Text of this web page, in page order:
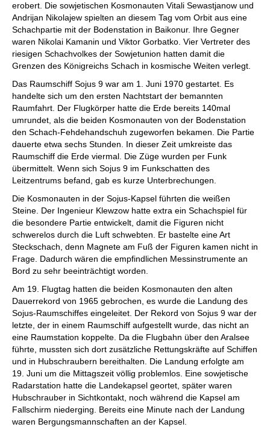
erobert. Die sowjetischen Kosmonauten Vitali Sewastjanow und
Andrijan Nikolajew spielten an diesem Tag vom Orbit aus eine
Schachpartie mit der Bodenstation in Baikonur. Ihre Gegner
waren Nikolai Kamanin und Viktor Gorbatko. Vier Vertreter des
riesigen Schachvolkes der Sowjetunion hatten damit die
Grenzen des Königreichs Schach in kosmische Weiten verlegt.
Das Raumschiff Sojus 9 war am 1. Juni 1970 gestartet. Es
handelte sich um den ersten Nachtstart der bemannten
Raumfahrt. Der Flugkörper hatte die Erde bereits 140mal
umrundet, als die beiden Kosmonauten von der Bodenstation
den Schach-Fehdehandschuh zugeworfen bekamen. Die Partie
dauerte etwa sechs Stunden. In dieser Zeit umkreiste das
Raumschiff die Erde viermal. Die Züge wurden per Funk
übermittelt. Wenn sich Sojus 9 im Funkschatten des
Leitzentrums befand, gab es kurze Unterbrechungen.
Die Kosmonauten in der Sojus-Kapsel führten die weißen
Steine. Der Ingenieur Klewzow hatte extra ein Schachspiel für
die besondere Partie entwickelt, damit die Figuren nicht
schwerelos durch die Luft schwebten. Er bastelte eine Art
Steckschach, denn Magnete am Fuß der Figuren kamen nicht in
Frage. Dadurch wären die empfindlichen Messinstrumente an
Bord zu sehr beeinträchtigt worden.
Am 19. Flugtag hatten die beiden Kosmonauten den alten
Dauerrekord von 1965 gebrochen, es wurde die Landung des
Sojus-Raumschiffes eingeleitet. Der Rekord von Sojus 9 war der
letzte, der in einem Raumschiff aufgestellt wurde, das nicht an
eine Raumstation koppelte. Da die Flugbahn über den Aralsee
führte, mussten sich dort zusätzliche Rettungskräfte auf Schiffen
und in Hubschraubern bereithalten. Die Landung erfolgte am
19. Juni um die Mittagszeit völlig problemlos. Eine sowjetische
Radarstation hatte die Landekapsel geortet, später waren
Hubschrauber in Sichtkontakt, noch während die Kapsel am
Fallschirm niederging. Bereits eine Minute nach der Landung
waren Bergungsmannschaften an der Kapsel.